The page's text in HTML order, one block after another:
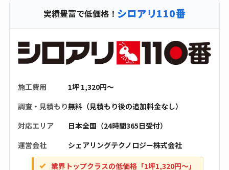
実績豊富で低価格！ シロアリ110番
施工費用
1坪 1,320円〜
調査・見積もり無料（見積もり後の追加料金なし）
対応エリア
日本全国（24時間365日受付）
運営会社
シェアリングテクノロジー株式会社
業界トップクラスの低価格「1坪1,320円〜」